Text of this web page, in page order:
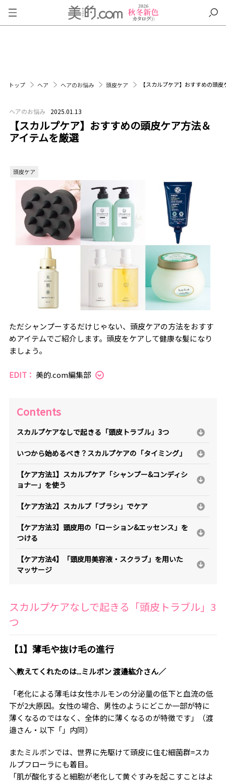
トップ ヘア ヘアのお悩み 頭皮ケア 【スカルプケア】おすすめの頭
ヘアのお悩み 2025.01.13
【スカルプケア】おすすめの頭皮ケア方法＆
アイテムを厳選
頭皮ケア
ただシャンプーするだけじゃない、頭皮ケアの方法をおすす
めアイテムでご紹介します。頭皮をケアして健康な髪になり
ましょう。
EDIT： 美的.com編集部
Contents
スカルプケアなしで起きる「頭皮トラブル」3つ
いつから始めるべき？スカルプケアの「タイミング」
【ケア方法1】スカルプケア「シャンプー&コンディシ
ョナー」を使う
【ケア方法2】スカルプ「ブラシ」でケア
【ケア方法3】頭皮用の「ローション&エッセンス」を
つける
【ケア方法4】「頭皮用美容液・スクラブ」を用いた
マッサージ
スカルプケアなしで起きる「頭皮トラブル」3
つ
【1】薄毛や抜け毛の進行
＼教えてくれたのは...ミルボン 渡邉紘介さん／
「老化による薄毛は女性ホルモンの分泌量の低下と血流の低
下が2大原因。女性の場合、男性のようにどこか一部が特に
薄くなるのではなく、全体的に薄くなるのが特徴です」（渡
邉さん・以下「」内同）
またミルボンでは、世界に先駆けて頭皮に住む細菌群=スカ
ルプフローラにも着目。
「肌が酸化すると細胞が老化して黄ぐすみを起こすことはよ